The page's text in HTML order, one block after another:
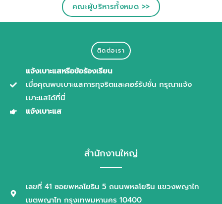
คณะผู้บริหารทั้งหมด >>
ติดต่อเรา
แจ้งเบาะแสหรือข้อร้องเรียน
เมื่อคุณพบเบาะแสการทุจริตและคอร์รัปชั่น กรุณาแจ้ง
เบาะแสได้ที่นี่
แจ้งเบาะแส
สำนักงานใหญ่
เลขที่ 41 ซอยพหลโยธิน 5 ถนนพหลโยธิน แขวงพญาไท
เขตพญาไท กรุงเทพมหานคร 10400